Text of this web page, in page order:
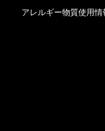
アレルギー物質使用情